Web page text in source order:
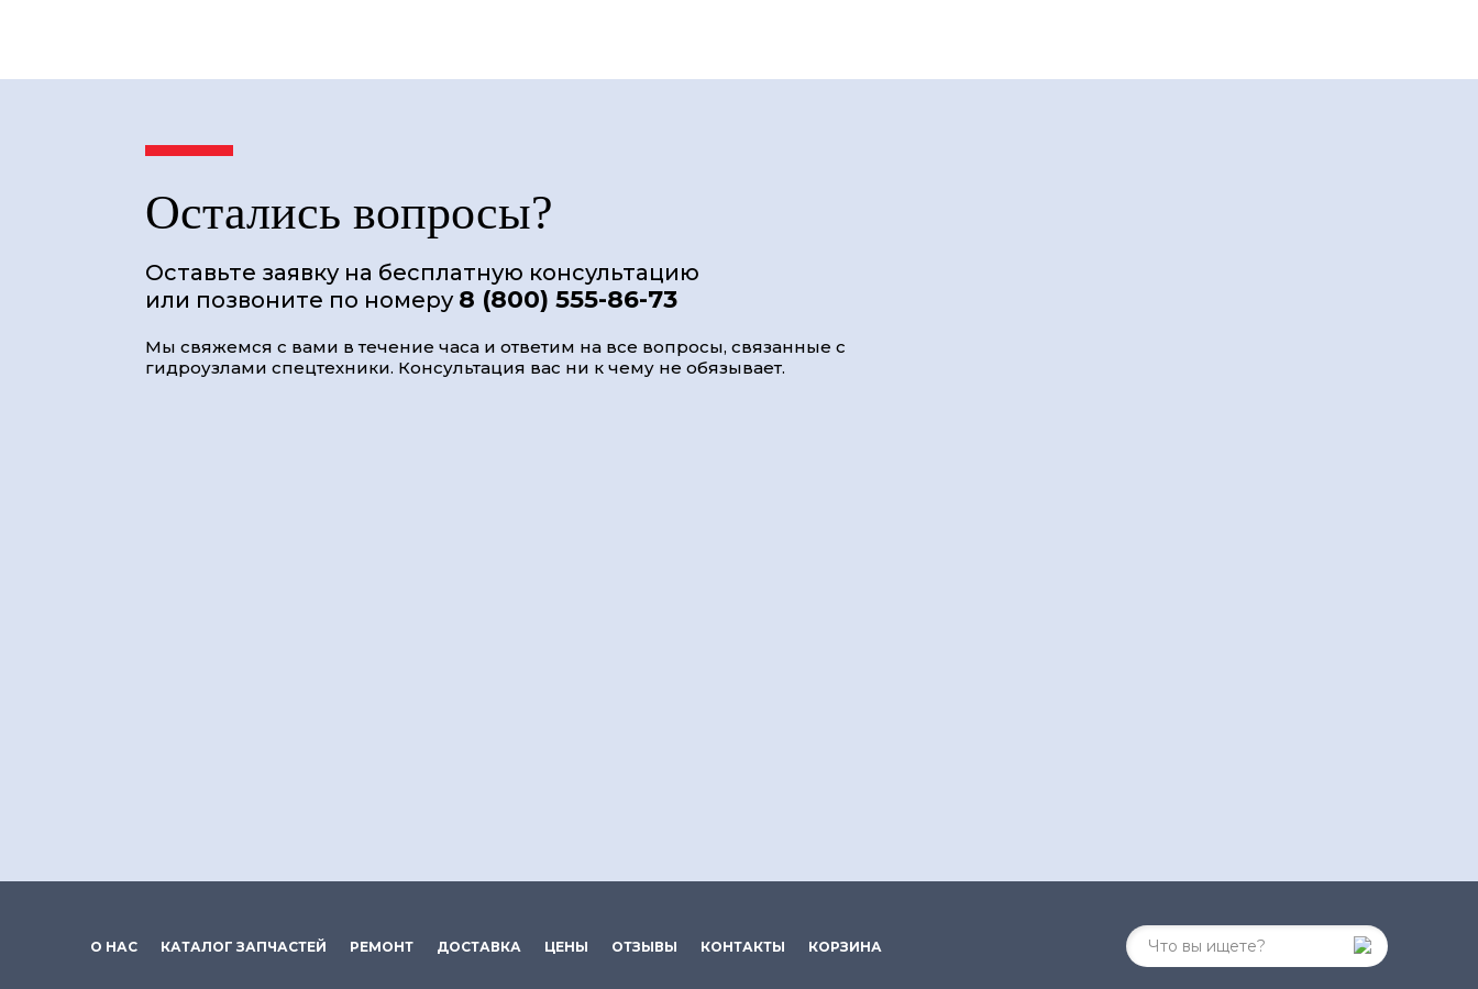
Остались вопросы?
Оставьте заявку на бесплатную консультацию
или позвоните по номеру 8 (800) 555-86-73
Мы свяжемся с вами в течение часа и ответим на все вопросы, связанные с
гидроузлами спецтехники. Консультация вас ни к чему не обязывает.
О НАС КАТАЛОГ ЗАПЧАСТЕЙ РЕМОНТ ДОСТАВКА ЦЕНЫ ОТЗЫВЫ КОНТАКТЫ КОРЗИНА